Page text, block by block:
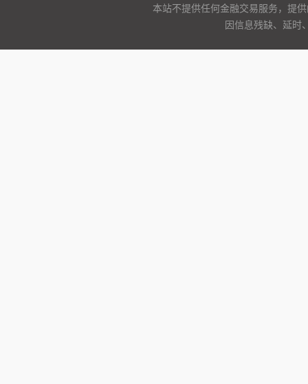
本站不提供任何金融交易服务，提
因信息残缺、延时